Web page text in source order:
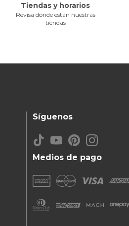
Tiendas y horarios
Revisa dónde están nuestras
tiendas
Medios de pago
Síguenos